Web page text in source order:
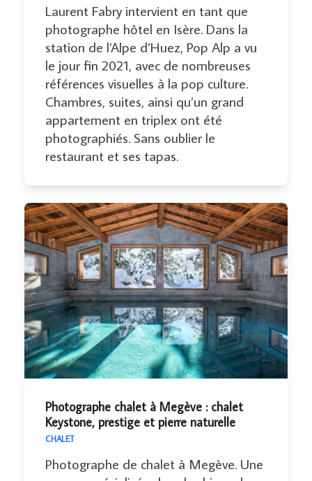
Laurent Fabry intervient en tant que
photographe hôtel en Isère. Dans la
station de l’Alpe d’Huez, Pop Alp a vu
le jour fin 2021, avec de nombreuses
références visuelles à la pop culture.
Chambres, suites, ainsi qu’un grand
appartement en triplex ont été
photographiés. Sans oublier le
restaurant et ses tapas.
Photographe chalet à Megève : chalet
Keystone, prestige et pierre naturelle
CHALET
Photographe de chalet à Megève. Une